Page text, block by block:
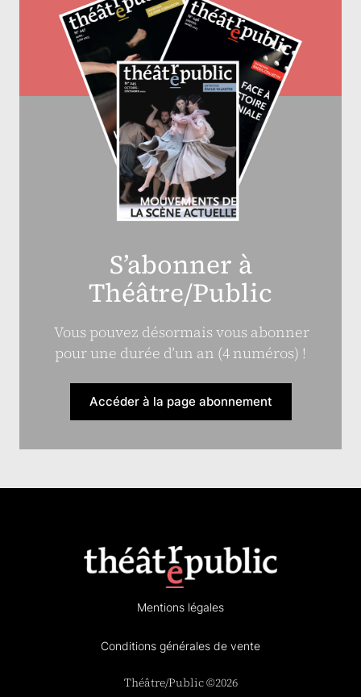
S’abonner à
Théâtre/Public
Vous pouvez désormais vous abonner
pour une durée d’un an (4 numéros) !
Accéder à la page abonnement
Mentions légales
Conditions générales de vente
Théâtre/Public ©2026